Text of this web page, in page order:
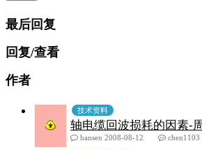
最后回复
回复/查看
作者
技术资料
轴电缆回波损耗的因素-
hansen 2008-08-12
chen1103